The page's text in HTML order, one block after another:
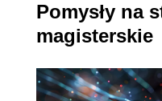
Pomysły na
magisterskie